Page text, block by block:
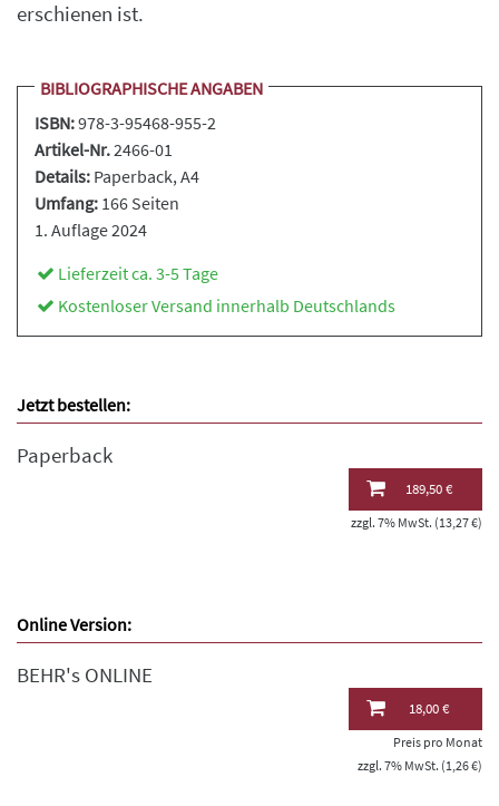
erschienen ist.
BIBLIOGRAPHISCHE ANGABEN
ISBN:978-3-95468-955-2
Artikel-Nr.2466-01
Details: Paperback, A4
Umfang: 166 Seiten
1. Auflage 2024
Lieferzeit ca. 3-5 Tage
Kostenloser Versand innerhalb Deutschlands
Jetzt bestellen:
Paperback
189,50 €
zzgl. 7% MwSt. (13,27 €)
Online Version:
BEHR's ONLINE
18,00 €
Preis pro Monat
zzgl. 7% MwSt. (1,26 €)